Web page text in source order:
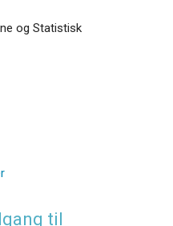
og Statistisk
til